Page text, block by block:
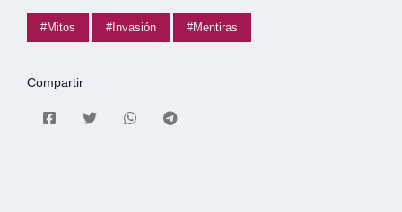
#Mitos #Invasión #Mentiras
Compartir